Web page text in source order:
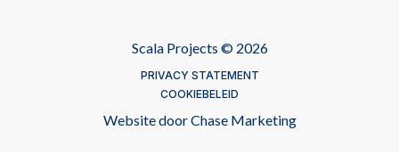
Scala Projects © 2026
PRIVACY STATEMENT
COOKIEBELEID
Website doorChase Marketing